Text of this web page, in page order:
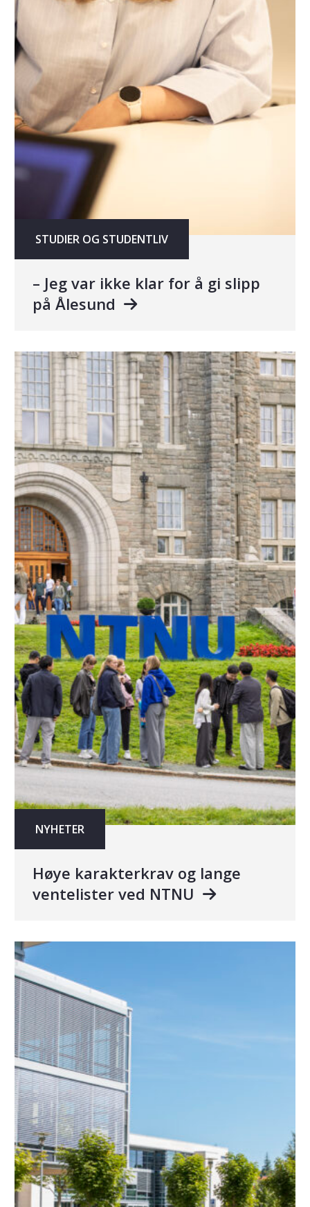
STUDIER OG STUDENTLIV
– Jeg var ikke klar for å gi slipp
på Ålesund
NYHETER
Høye karakterkrav og lange
ventelister ved NTNU